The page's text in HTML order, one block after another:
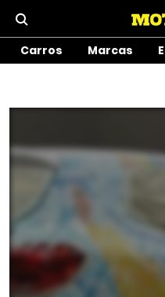
Carros Marcas